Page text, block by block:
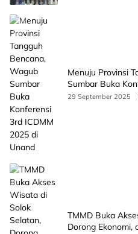
Menuju Provinsi
Sumbar Buka
Unand
29 September 2025
TMMD Buka
Dorong Ekonomi,